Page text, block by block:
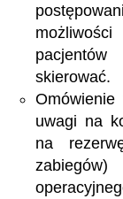
skierować.
Omówienie
uwagi na
na